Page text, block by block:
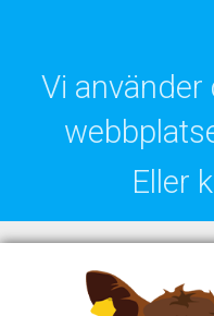
Vi
Eller